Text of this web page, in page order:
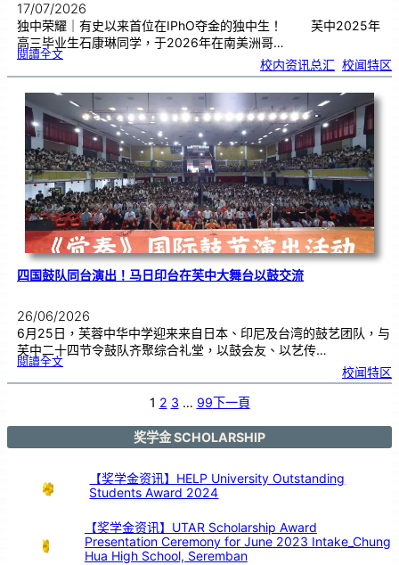
17/07/2026
独中荣耀｜有史以来首位在IPhO夺金的独中生！ 芙中2025年
高三毕业生石康琳同学，于2026年在南美洲哥…
閱讀全文:芙
获
际
物
理
赛
金
牌
！
校内资讯总汇 校闻特区
四国鼓队同台演出！马日印台在芙中大舞台以鼓交流
26/06/2026
6月25日，芙蓉中华中学迎来来自日本、印尼及台湾的鼓艺团队，与
芙中二十四节令鼓队齐聚综合礼堂，以鼓会友、以艺传…
閱讀全文:四
队
日
在
校闻特区
1 2 3 … 99下一頁
奖学金 SCHOLARSHIP
【奖学金资讯】HELP University Outstanding
Students Award 2024
【奖学金资讯】UTAR Scholarship Award
Presentation Ceremony for June 2023 Intake_Chung
Hua High School, Seremban